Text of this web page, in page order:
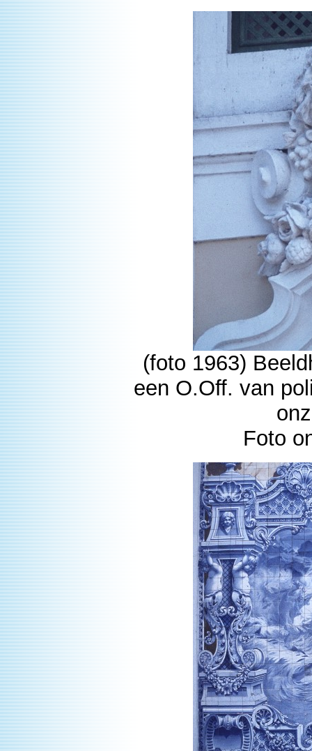
(foto 1963)
een O.Off. van
Foto